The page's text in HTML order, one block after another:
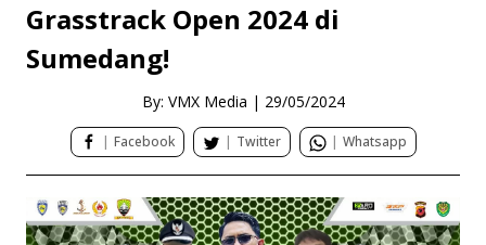
Grasstrack Open 2024 di
Sumedang!
By: VMX Media | 29/05/2024
| Facebook | Twitter | Whatsapp